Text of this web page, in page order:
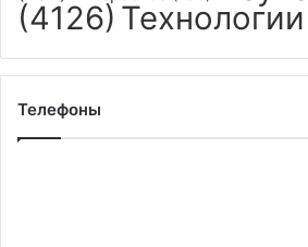
(4126) Технологии
Телефоны